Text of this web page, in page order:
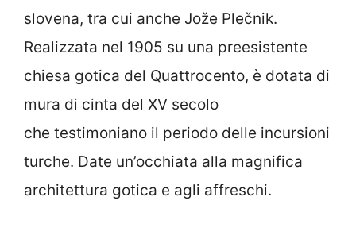
slovena, tra cui anche Jože Plečnik.
Realizzata nel 1905 su una preesistente
chiesa gotica del Quattrocento, è dotata di
mura di cinta del XV secolo
che testimoniano il periodo delle incursioni
turche. Date un’occhiata alla magnifica
architettura gotica e agli affreschi.